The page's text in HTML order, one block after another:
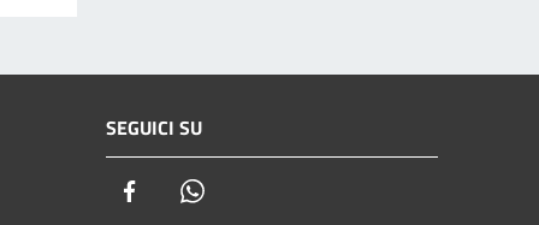
SEGUICI SU
Facebook